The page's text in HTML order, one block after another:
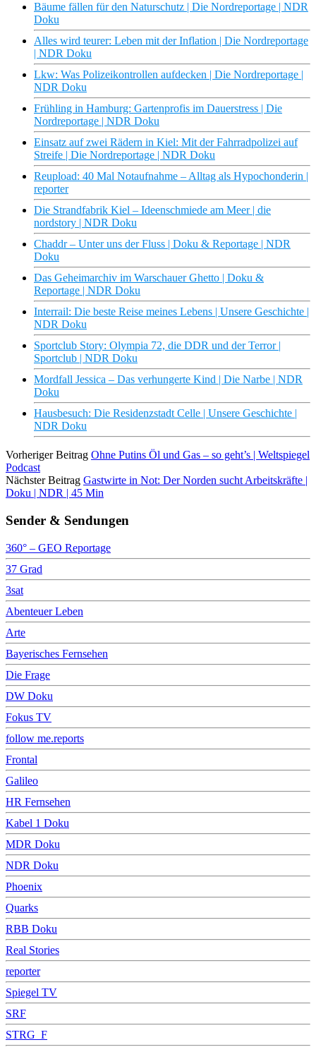
Bäume fällen für den Naturschutz | Die Nordreportage | NDR
Doku
Alles wird teurer: Leben mit der Inflation | Die Nordreportage
| NDR Doku
Lkw: Was Polizeikontrollen aufdecken | Die Nordreportage |
NDR Doku
Frühling in Hamburg: Gartenprofis im Dauerstress | Die
Nordreportage | NDR Doku
Einsatz auf zwei Rädern in Kiel: Mit der Fahrradpolizei auf
Streife | Die Nordreportage | NDR Doku
Reupload: 40 Mal Notaufnahme – Alltag als Hypochonderin |
reporter
Die Strandfabrik Kiel – Ideenschmiede am Meer | die
nordstory | NDR Doku
Chaddr – Unter uns der Fluss | Doku & Reportage | NDR
Doku
Das Geheimarchiv im Warschauer Ghetto | Doku &
Reportage | NDR Doku
Interrail: Die beste Reise meines Lebens | Unsere Geschichte |
NDR Doku
Sportclub Story: Olympia 72, die DDR und der Terror |
Sportclub | NDR Doku
Mordfall Jessica – Das verhungerte Kind | Die Narbe | NDR
Doku
Hausbesuch: Die Residenzstadt Celle | Unsere Geschichte |
NDR Doku
Vorheriger Beitrag Ohne Putins Öl und Gas – so geht’s | Weltspiegel
Podcast
Nächster Beitrag Gastwirte in Not: Der Norden sucht Arbeitskräfte |
Doku | NDR | 45 Min
Sender & Sendungen
360° – GEO Reportage
37 Grad
3sat
Abenteuer Leben
Arte
Bayerisches Fernsehen
Die Frage
DW Doku
Fokus TV
follow me.reports
Frontal
Galileo
HR Fernsehen
Kabel 1 Doku
MDR Doku
NDR Doku
Phoenix
Quarks
RBB Doku
Real Stories
reporter
Spiegel TV
SRF
STRG_F